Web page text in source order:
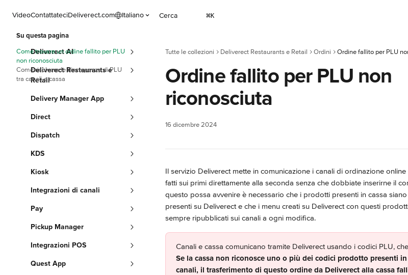
VideoContattateciDeliverect.com Italiano Cerca ⌘K
Deliverect AI
Deliverect Restaurants e
Retail
Delivery Manager App
Direct
Dispatch
KDS
Kiosk
Integrazioni di canali
Pay
Pickup Manager
Integrazioni POS
Quest App
Tutte le collezioni Deliverect Restaurants e Retail Ordini Ordine fallito per PLU
Ordine fallito per PLU non
riconosciuta
16 dicembre 2024
Il servizio Deliverect mette in comunicazione i canali di ordinazione
fatti sui primi direttamente alla seconda senza che dobbiate inserirne il
questo possa avvenire è necessario che i prodotti presenti in cassa
presenti su Deliverect e che i menu creati su Deliverect con questi
sempre ripubblicati sui canali a ogni modifica.
Canali e cassa comunicano tramite Deliverect usando i codici PLU,
Se la cassa non riconosce uno o più dei codici prodotto presenti
canali, il trasferimento di questo ordine da Deliverect alla cassa
Su questa pagina
Come trovare un ordine fallito per PLU
non riconosciuta
Come risolvere le discrepanze di PLU
tra canali e cassa